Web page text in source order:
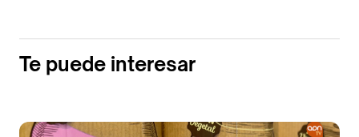
Te puede interesar